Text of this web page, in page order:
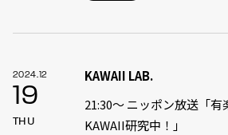
2024.12
19
THU
KAWAII LAB.
21:30〜 ニッポン放送「有
KAWAII研究中！」